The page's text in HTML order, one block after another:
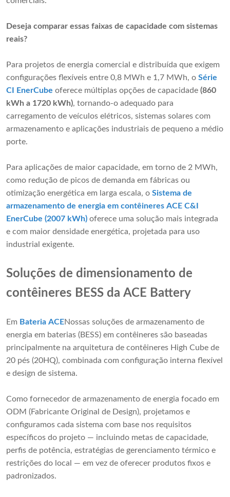
Deseja comparar essas faixas de capacidade com sistemas
reais?
Para projetos de energia comercial e distribuída que exigem
configurações flexíveis entre 0,8 MWh e 1,7 MWh, o Série
CI EnerCube oferece múltiplas opções de capacidade (860
kWh a 1720 kWh), tornando-o adequado para
carregamento de veículos elétricos, sistemas solares com
armazenamento e aplicações industriais de pequeno a médio
porte.
Para aplicações de maior capacidade, em torno de 2 MWh,
como redução de picos de demanda em fábricas ou
otimização energética em larga escala, o Sistema de
armazenamento de energia em contêineres ACE C&I
EnerCube (2007 kWh) oferece uma solução mais integrada
e com maior densidade energética, projetada para uso
industrial exigente.
Soluções de dimensionamento de
contêineres BESS da ACE Battery
Em Bateria ACENossas soluções de armazenamento de
energia em baterias (BESS) em contêineres são baseadas
principalmente na arquitetura de contêineres High Cube de
20 pés (20HQ), combinada com configuração interna flexível
e design de sistema.
Como fornecedor de armazenamento de energia focado em
ODM (Fabricante Original de Design), projetamos e
configuramos cada sistema com base nos requisitos
específicos do projeto — incluindo metas de capacidade,
perfis de potência, estratégias de gerenciamento térmico e
restrições do local — em vez de oferecer produtos fixos e
padronizados.